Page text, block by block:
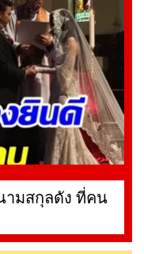
ามสกุลดัง ที่คน